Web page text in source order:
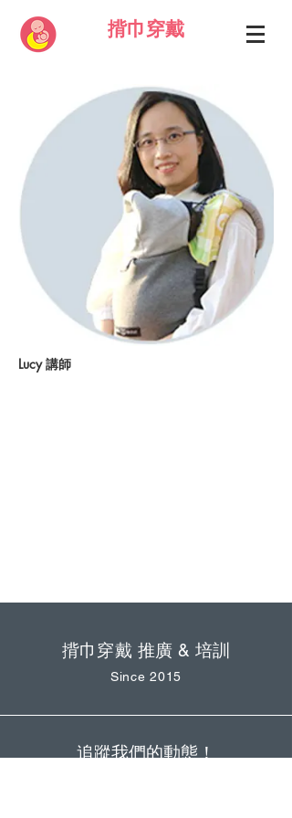
揹巾穿戴
Lucy 講師
揹巾穿戴 推廣 & 培訓
Since 2015
追蹤我們的動態！